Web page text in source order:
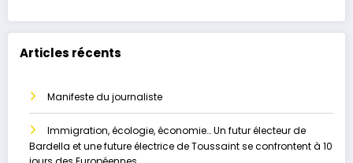
Articles récents
Manifeste du journaliste
Immigration, écologie, économie… Un futur électeur de
Bardella et une future électrice de Toussaint se confrontent à 10